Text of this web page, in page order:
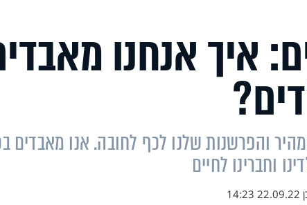
איך אנחנו
והפרשנות שלנו לכף לחובה. אנו מאבדים
וחברינו לחיים
22.09.22 14:23